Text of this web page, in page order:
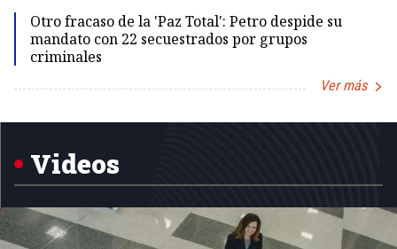
Otro fracaso de la 'Paz Total': Petro despide su
mandato con 22 secuestrados por grupos
criminales
Ver más
1
Videos